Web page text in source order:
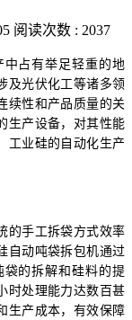
阅读次数 : 2037
占有举足轻重的地
及光伏化工等诸多领
续性和产品质量的关
生产设备，对其性能
工业硅的自动化生产
的手工拆袋方式效率
自动吨袋拆包机通过
的拆解和硅料的提
时处理能力达数百甚
生产成本，有效保障